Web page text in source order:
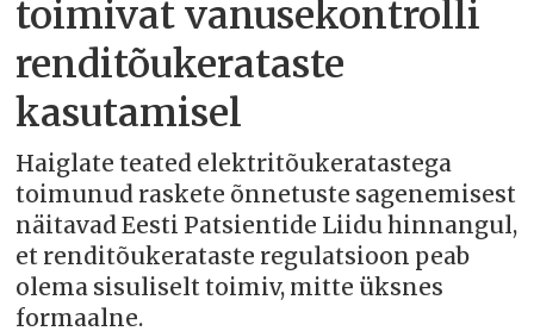
toimivat vanusekontrolli
renditõukerataste
kasutamisel
Haiglate teated elektritõukeratastega
toimunud raskete õnnetuste sagenemisest
näitavad Eesti Patsientide Liidu hinnangul,
et renditõukerataste regulatsioon peab
olema sisuliselt toimiv, mitte üksnes
formaalne.